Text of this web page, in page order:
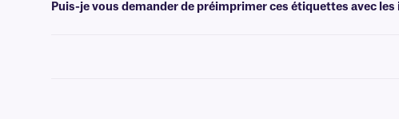
Puis-je vous demander de préimprimer ces étiquettes avec